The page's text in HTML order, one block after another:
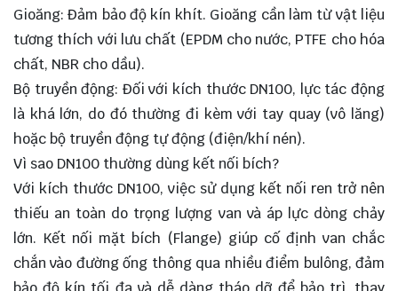
Gioăng: Đảm bảo độ kín khít. Gioăng cần làm từ vật liệu
tương thích với lưu chất (EPDM cho nước, PTFE cho hóa
chất, NBR cho dầu).
Bộ truyền động: Đối với kích thước DN100, lực tác động
là khá lớn, do đó thường đi kèm với tay quay (vô lăng)
hoặc bộ truyền động tự động (điện/khí nén).
Vì sao DN100 thường dùng kết nối bích?
Với kích thước DN100, việc sử dụng kết nối ren trở nên
thiếu an toàn do trọng lượng van và áp lực dòng chảy
lớn. Kết nối mặt bích (Flange) giúp cố định van chắc
chắn vào đường ống thông qua nhiều điểm bulông, đảm